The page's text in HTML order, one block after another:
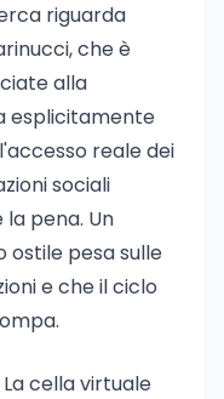
riguarda
che è
alla
esplicitamente
reale dei
sociali
pena. Un
pesa sulle
e che il ciclo
cella virtuale